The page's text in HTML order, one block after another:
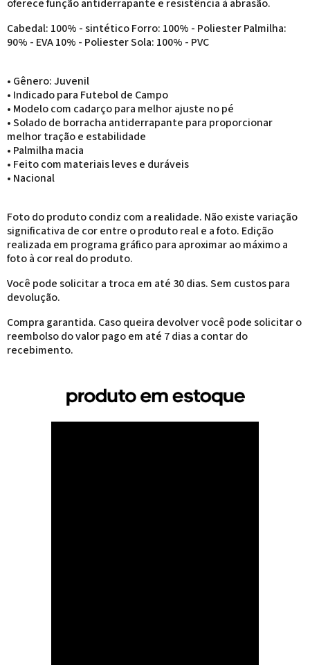
oferece função antiderrapante e resistência à abrasão.
Cabedal: 100% - sintéticо Forro: 100% - Poliester Palmilha:
90% - EVA 10% - Poliester Sola: 100% - PVC
• Gênero: Juvenil
• Indicado para Futebol de Campo
• Modelo com cadarço para melhor ajuste no pé
• Solado de borracha antiderrapante para proporcionar
melhor tração e estabilidade
• Palmilha macia
• Feito com materiais leves e duráveis
• Nacional
Foto do produto condiz com a realidade. Não existe variação
significativa de cor entre o produto real e a foto. Edição
realizada em programa gráfico para aproximar ao máximo a
foto à cor real do produto.
Você pode solicitar a troca em até 30 dias. Sem custos para
devolução.
Compra garantida. Caso queira devolver você pode solicitar o
reembolso do valor pago em até 7 dias a contar do
recebimento.